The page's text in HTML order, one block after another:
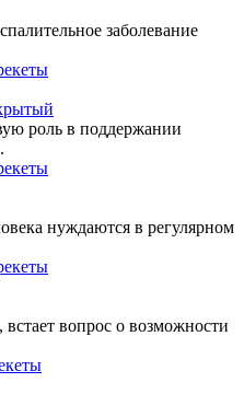
заболевание
роль в поддержании
нуждаются в регулярном
вопрос о возможности